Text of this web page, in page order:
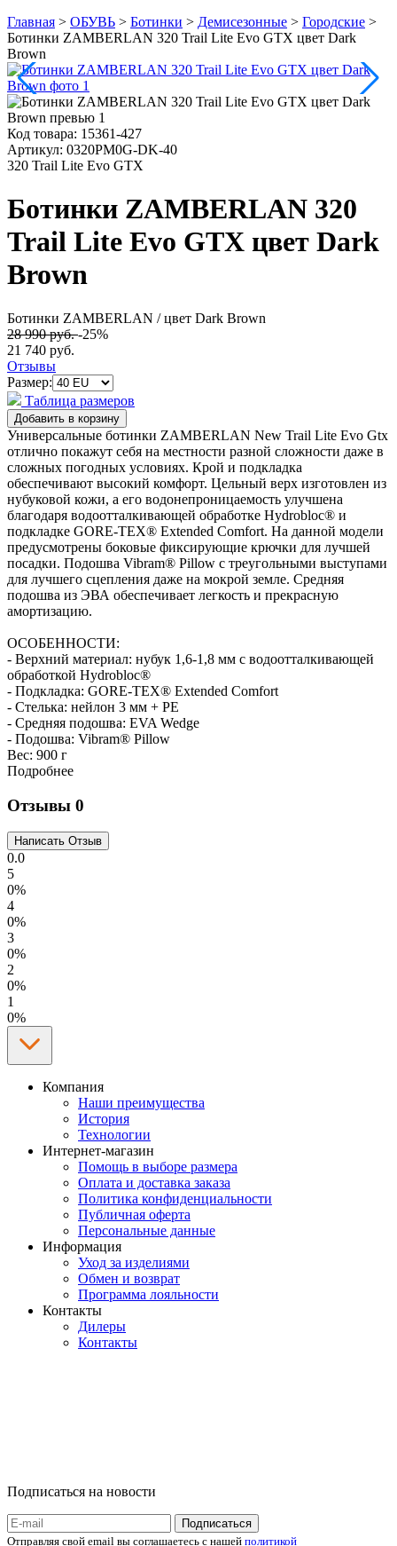
Главная > ОБУВЬ > Ботинки > Демисезонные > Городские >
Ботинки ZAMBERLAN 320 Trail Lite Evo GTX цвет Dark
Brown
Код товара: 15361-427
Артикул: 0320PM0G-DK-40
320 Trail Lite Evo GTX
Ботинки ZAMBERLAN 320
Trail Lite Evo GTX цвет Dark
Brown
Ботинки ZAMBERLAN / цвет Dark Brown
28 990 руб.-25%
21 740 руб.
Отзывы
Размер:
Таблица размеров
Универсальные ботинки ZAMBERLAN New Trail Lite Evo Gtx
отлично покажут себя на местности разной сложности даже в
сложных погодных условиях. Крой и подкладка
обеспечивают высокий комфорт. Цельный верх изготовлен из
нубуковой кожи, а его водонепроницаемость улучшена
благодаря водоотталкивающей обработке Hydrobloc® и
подкладке GORE-TEX® Extended Comfort. На данной модели
предусмотрены боковые фиксирующие крючки для лучшей
посадки. Подошва Vibram® Pillow с треугольными выступами
для лучшего сцепления даже на мокрой земле. Средняя
подошва из ЭВА обеспечивает легкость и прекрасную
амортизацию.
ОСОБЕННОСТИ:
- Верхний материал: нубук 1,6-1,8 мм с водоотталкивающей
обработкой Hydrobloc®
- Подкладка: GORE-TEX® Extended Comfort
- Стелька: нейлон 3 мм + PE
- Средняя подошва: EVA Wedge
- Подошва: Vibram® Pillow
Вес: 900 г
Подробнее
Отзывы 0
0.0
5
0%
4
0%
3
0%
2
0%
1
0%
Компания
Наши преимущества
История
Технологии
Интернет-магазин
Помощь в выборе размера
Оплата и доставка заказа
Политика конфиденциальности
Публичная оферта
Персональные данные
Информация
Уход за изделиями
Обмен и возврат
Программа лояльности
Контакты
Дилеры
Контакты
Подписаться на новости
Отправляя свой email вы соглашаетесь с нашей политикой